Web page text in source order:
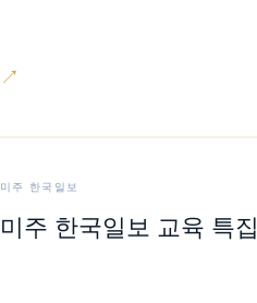
↗
미주 한국일보
미주 한국일보 교육 특집